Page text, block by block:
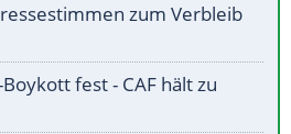
zum Verbleib
Boykott fest - CAF hält zu